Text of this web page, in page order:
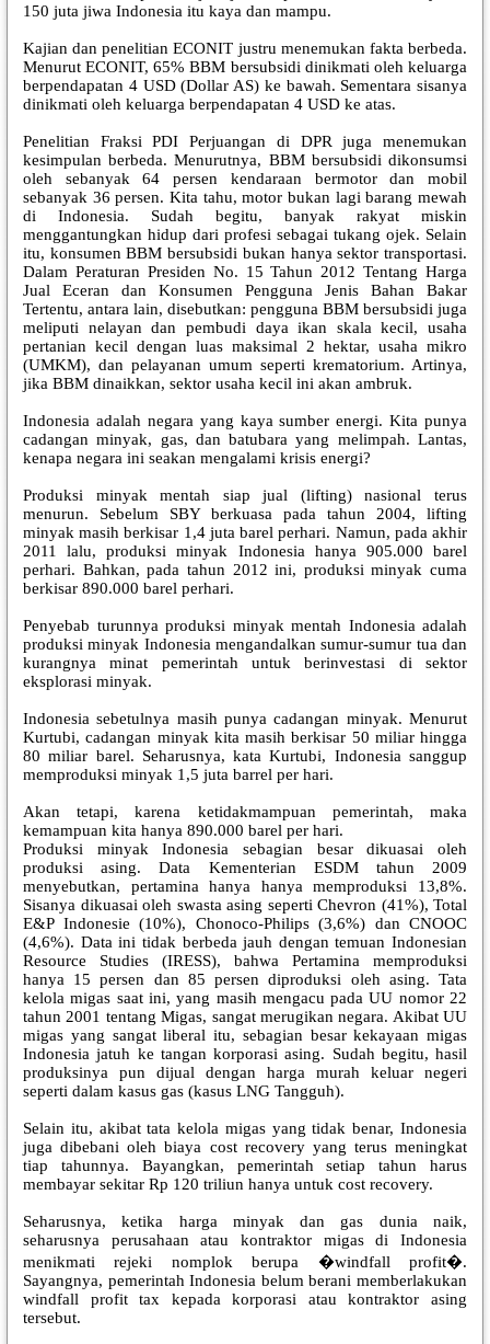
150 juta jiwa Indonesia itu kaya dan mampu.
Kajian dan penelitian ECONIT justru menemukan fakta berbeda.
Menurut ECONIT, 65% BBM bersubsidi dinikmati oleh keluarga
berpendapatan 4 USD (Dollar AS) ke bawah. Sementara sisanya
dinikmati oleh keluarga berpendapatan 4 USD ke atas.
Penelitian Fraksi PDI Perjuangan di DPR juga menemukan
kesimpulan berbeda. Menurutnya, BBM bersubsidi dikonsumsi
oleh sebanyak 64 persen kendaraan bermotor dan mobil
sebanyak 36 persen. Kita tahu, motor bukan lagi barang mewah
di Indonesia. Sudah begitu, banyak rakyat miskin
menggantungkan hidup dari profesi sebagai tukang ojek. Selain
itu, konsumen BBM bersubsidi bukan hanya sektor transportasi.
Dalam Peraturan Presiden No. 15 Tahun 2012 Tentang Harga
Jual Eceran dan Konsumen Pengguna Jenis Bahan Bakar
Tertentu, antara lain, disebutkan: pengguna BBM bersubsidi juga
meliputi nelayan dan pembudi daya ikan skala kecil, usaha
pertanian kecil dengan luas maksimal 2 hektar, usaha mikro
(UMKM), dan pelayanan umum seperti krematorium. Artinya,
jika BBM dinaikkan, sektor usaha kecil ini akan ambruk.
Indonesia adalah negara yang kaya sumber energi. Kita punya
cadangan minyak, gas, dan batubara yang melimpah. Lantas,
kenapa negara ini seakan mengalami krisis energi?
Produksi minyak mentah siap jual (lifting) nasional terus
menurun. Sebelum SBY berkuasa pada tahun 2004, lifting
minyak masih berkisar 1,4 juta barel perhari. Namun, pada akhir
2011 lalu, produksi minyak Indonesia hanya 905.000 barel
perhari. Bahkan, pada tahun 2012 ini, produksi minyak cuma
berkisar 890.000 barel perhari.
Penyebab turunnya produksi minyak mentah Indonesia adalah
produksi minyak Indonesia mengandalkan sumur-sumur tua dan
kurangnya minat pemerintah untuk berinvestasi di sektor
eksplorasi minyak.
Indonesia sebetulnya masih punya cadangan minyak. Menurut
Kurtubi, cadangan minyak kita masih berkisar 50 miliar hingga
80 miliar barel. Seharusnya, kata Kurtubi, Indonesia sanggup
memproduksi minyak 1,5 juta barrel per hari.
Akan tetapi, karena ketidakmampuan pemerintah, maka
kemampuan kita hanya 890.000 barel per hari.
Produksi minyak Indonesia sebagian besar dikuasai oleh
produksi asing. Data Kementerian ESDM tahun 2009
menyebutkan, pertamina hanya hanya memproduksi 13,8%.
Sisanya dikuasai oleh swasta asing seperti Chevron (41%), Total
E&P Indonesie (10%), Chonoco-Philips (3,6%) dan CNOOC
(4,6%). Data ini tidak berbeda jauh dengan temuan Indonesian
Resource Studies (IRESS), bahwa Pertamina memproduksi
hanya 15 persen dan 85 persen diproduksi oleh asing. Tata
kelola migas saat ini, yang masih mengacu pada UU nomor 22
tahun 2001 tentang Migas, sangat merugikan negara. Akibat UU
migas yang sangat liberal itu, sebagian besar kekayaan migas
Indonesia jatuh ke tangan korporasi asing. Sudah begitu, hasil
produksinya pun dijual dengan harga murah keluar negeri
seperti dalam kasus gas (kasus LNG Tangguh).
Selain itu, akibat tata kelola migas yang tidak benar, Indonesia
juga dibebani oleh biaya cost recovery yang terus meningkat
tiap tahunnya. Bayangkan, pemerintah setiap tahun harus
membayar sekitar Rp 120 triliun hanya untuk cost recovery.
Seharusnya, ketika harga minyak dan gas dunia naik,
seharusnya perusahaan atau kontraktor migas di Indonesia
menikmati rejeki nomplok berupa �windfall profit�.
Sayangnya, pemerintah Indonesia belum berani memberlakukan
windfall profit tax kepada korporasi atau kontraktor asing
tersebut.